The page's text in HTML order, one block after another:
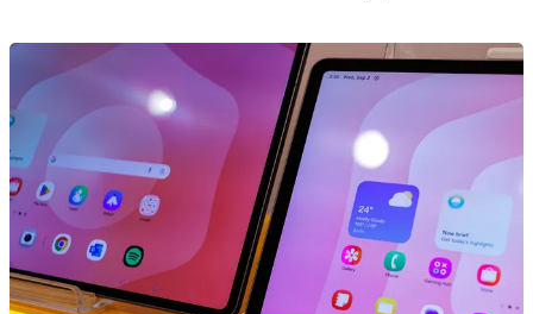
значительно увеличивает шансы на появление более
доступного конкурента для Mate XTs от Huawei.